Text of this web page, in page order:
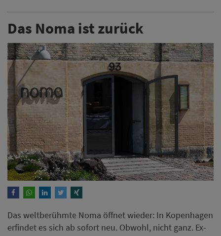
Das Noma ist zurück
Das weltberühmte Noma öffnet wieder: In Kopenhagen
erfindet es sich ab sofort neu. Obwohl, nicht ganz. Ex-